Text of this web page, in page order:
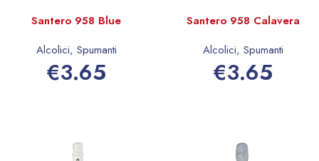
Santero 958 Blue
Alcolici, Spumanti
€3.65
Santero 958 Calavera
Alcolici, Spumanti
€3.65